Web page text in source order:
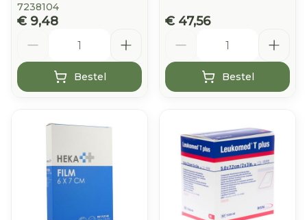
7238104
€ 9,48
Bestel
€ 47,56
Bestel